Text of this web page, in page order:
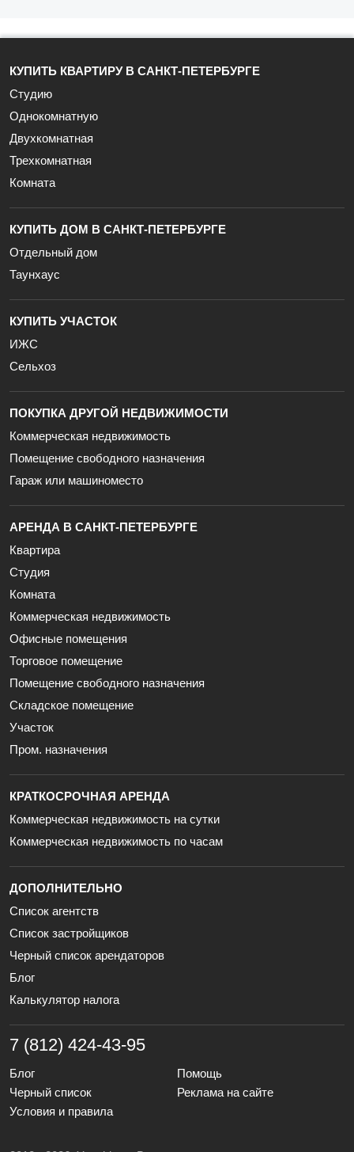
КУПИТЬ КВАРТИРУ В САНКТ-ПЕТЕРБУРГЕ
Студию
Однокомнатную
Двухкомнатная
Трехкомнатная
Комната
КУПИТЬ ДОМ В САНКТ-ПЕТЕРБУРГЕ
Отдельный дом
Таунхаус
КУПИТЬ УЧАСТОК
ИЖС
Сельхоз
ПОКУПКА ДРУГОЙ НЕДВИЖИМОСТИ
Коммерческая недвижимость
Помещение свободного назначения
Гараж или машиноместо
АРЕНДА В САНКТ-ПЕТЕРБУРГЕ
Квартира
Студия
Комната
Коммерческая недвижимость
Офисные помещения
Торговое помещение
Помещение свободного назначения
Складское помещение
Участок
Пром. назначения
КРАТКОСРОЧНАЯ АРЕНДА
Коммерческая недвижимость на сутки
Коммерческая недвижимость по часам
ДОПОЛНИТЕЛЬНО
Список агентств
Список застройщиков
Черный список арендаторов
Блог
Калькулятор налога
7 (812) 424-43-95
Блог
Помощь
Черный список
Реклама на сайте
Условия и правила